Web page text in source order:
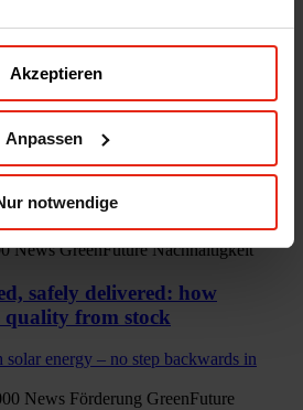
Akzeptieren
Anpassen
notwendige
News GreenFuture Nachhaltigkeit
safely delivered: how
quality from stock
News Förderung GreenFuture